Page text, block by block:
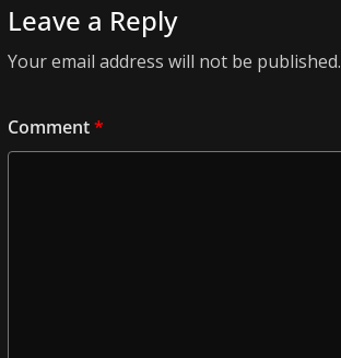
Leave a Reply
Your email address will not be published.
Comment*